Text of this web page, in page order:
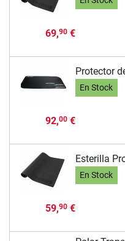
69,90€
Protector
En Stock
92,00€
Esterilla
En Stock
59,90€